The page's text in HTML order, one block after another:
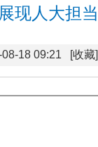
现人大担
18 09:21 [收藏]